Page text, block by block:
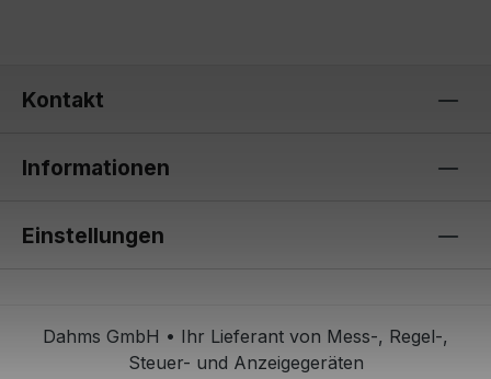
Kontakt
Informationen
Einstellungen
Dahms GmbH • Ihr Lieferant von Mess-, Regel-,
Steuer- und Anzeigegeräten